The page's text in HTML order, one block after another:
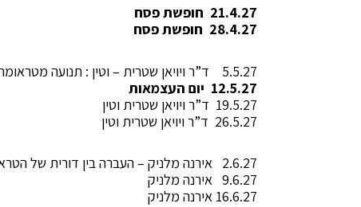
21.4.27 חופשת פסח
28.4.27 חופשת פסח
5.5.27 ד”ר ויויאן שטרית – וטין : תנועה מטראומה מפרקת לעבר טראומה מארגנת ומאשמה לאחריות
12.5.27 יום העצמאות
19.5.27 ד”ר ויויאן שטרית וטין
26.5.27 ד”ר ויויאן שטרית וטין
2.6.27 אירנה מלניק – העברה בין דורית של הטראומה מזווית שונות: אישי, משפחתי תרבותי- חברתי
9.6.27 אירנה מלניק
16.6.27 אירנה מלניק